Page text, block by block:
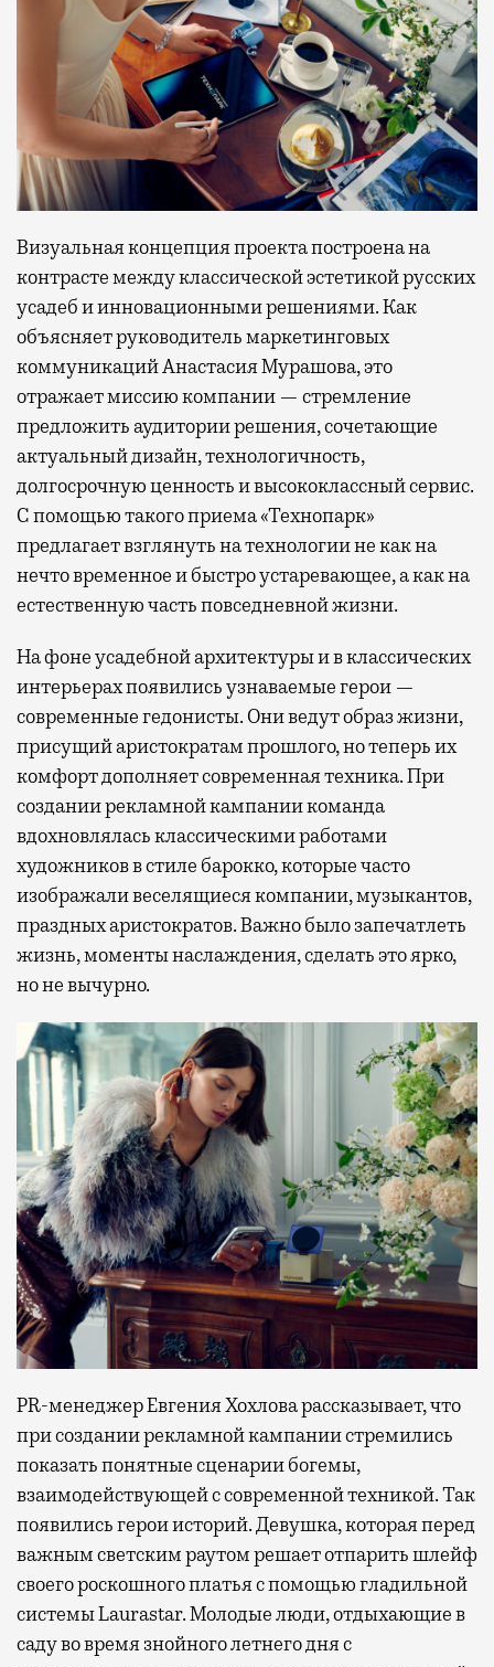
Визуальная концепция проекта построена на
контрасте между классической эстетикой русских
усадеб и инновационными решениями. Как
объясняет руководитель маркетинговых
коммуникаций Анастасия Мурашова, это
отражает миссию компании — стремление
предложить аудитории решения, сочетающие
актуальный дизайн, технологичность,
долгосрочную ценность и высококлассный сервис.
С помощью такого приема «Технопарк»
предлагает взглянуть на технологии не как на
нечто временное и быстро устаревающее, а как на
естественную часть повседневной жизни.
На фоне усадебной архитектуры и в классических
интерьерах появились узнаваемые герои —
современные гедонисты. Они ведут образ жизни,
присущий аристократам прошлого, но теперь их
комфорт дополняет современная техника. При
создании рекламной кампании команда
вдохновлялась классическими работами
художников в стиле барокко, которые часто
изображали веселящиеся компании, музыкантов,
праздных аристократов. Важно было запечатлеть
жизнь, моменты наслаждения, сделать это ярко,
но не вычурно.
PR-менеджер Евгения Хохлова рассказывает, что
при создании рекламной кампании стремились
показать понятные сценарии богемы,
взаимодействующей с современной техникой. Так
появились герои историй. Девушка, которая перед
важным светским раутом решает отпарить шлейф
своего роскошного платья с помощью гладильной
системы Laurastar. Молодые люди, отдыхающие в
саду во время знойного летнего дня с